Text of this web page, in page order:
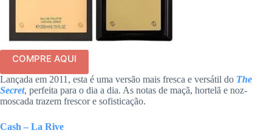
COMPRE AQUI
Lançada em 2011, esta é uma versão mais fresca e versátil do The
Secret, perfeita para o dia a dia. As notas de maçã, hortelã e noz-
moscada trazem frescor e sofisticação.
Cash – La Rive